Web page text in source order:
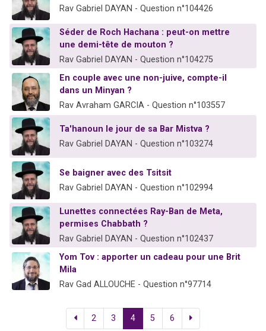
Rav Gabriel DAYAN - Question n°104426
Séder de Roch Hachana : peut-on mettre
une demi-tête de mouton ?
Rav Gabriel DAYAN - Question n°104275
En couple avec une non-juive, compte-il
dans un Minyan ?
Rav Avraham GARCIA - Question n°103557
Ta'hanoun le jour de sa Bar Mistva ?
Rav Gabriel DAYAN - Question n°103274
Se baigner avec des Tsitsit
Rav Gabriel DAYAN - Question n°102994
Lunettes connectées Ray-Ban de Meta,
permises Chabbath ?
Rav Gabriel DAYAN - Question n°102437
Yom Tov : apporter un cadeau pour une Brit
Mila
Rav Gad ALLOUCHE - Question n°97714
2 3 4 5 6